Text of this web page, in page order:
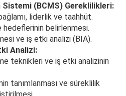
(BCMS) Gereklilikleri:
liderlik ve taahhüt.
hedeflerinin belirlenmesi.
ve iş etki analizi (BIA).
Analizi:
teknikleri ve iş etki analizinin
tanımlanması ve süreklilik